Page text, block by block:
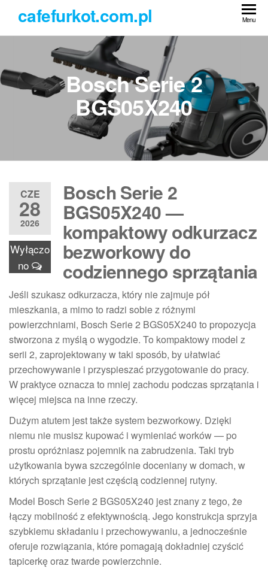
treści
cafefurkot.com.pl Menu
Bosch Serie 2
BGS05X240
CZE
28
2026
Wyłączo
no
Bosch Serie 2
BGS05X240 —
kompaktowy odkurzacz
bezworkowy do
codziennego sprzątania
Jeśli szukasz odkurzacza, który nie zajmuje pół
mieszkania, a mimo to radzi sobie z różnymi
powierzchniami, Bosch Serie 2 BGS05X240 to propozycja
stworzona z myślą o wygodzie. To kompaktowy model z
serii 2, zaprojektowany w taki sposób, by ułatwiać
przechowywanie i przyspieszać przygotowanie do pracy.
W praktyce oznacza to mniej zachodu podczas sprzątania i
więcej miejsca na inne rzeczy.
Dużym atutem jest także system bezworkowy. Dzięki
niemu nie musisz kupować i wymieniać worków — po
prostu opróżniasz pojemnik na zabrudzenia. Taki tryb
użytkowania bywa szczególnie doceniany w domach, w
których sprzątanie jest częścią codziennej rutyny.
Model Bosch Serie 2 BGS05X240 jest znany z tego, że
łączy mobilność z efektywnością. Jego konstrukcja sprzyja
szybkiemu składaniu i przechowywaniu, a jednocześnie
oferuje rozwiązania, które pomagają dokładniej czyścić
tapicerkę oraz twarde powierzchnie.